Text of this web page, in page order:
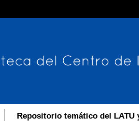
Repositorio temático del LATU